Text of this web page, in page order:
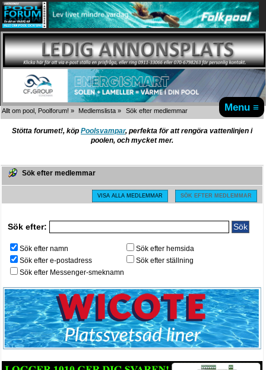
Menu ≡
Allt om pool, Poolforum! » Medlemslista » Sök efter medlemmar
Stötta forumet!, köp Poolsvampar, perfekta för att rengöra vattenlinjen i
poolen, och mycket mer.
Sök efter medlemmar
VISA ALLA MEDLEMMAR SÖK EFTER MEDLEMMAR
Sök efter:
Sök efter namn
Sök efter e-postadress
Sök efter Messenger-smeknamn
Sök efter hemsida
Sök efter ställning